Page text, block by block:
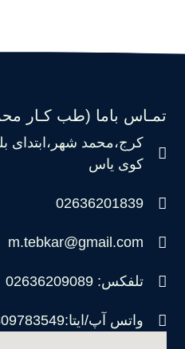
تمـاس باما (طب کـار
کرج،محمد
کوی یاس
02636201839
m.tebkar@gmail.com
تلفکس: 02636209089
واتس آپ/ایتا:09309783549